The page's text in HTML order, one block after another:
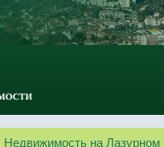
Недвижимость на Лазурном